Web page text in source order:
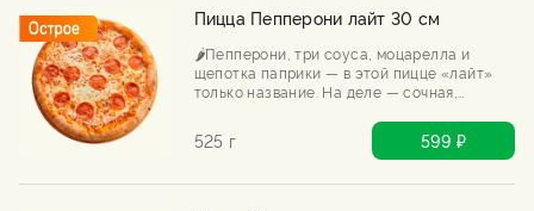
Пицца Пепперони лайт 30 см
🌶️Пепперони, три соуса, моцарелла и
щепотка паприки — в этой пицце «лайт»
только название. На деле — сочная,
525 г 599 ₽